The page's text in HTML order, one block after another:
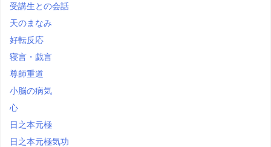
受講生との会話
天のまなみ
好転反応
寝言・戯言
尊師重道
小脳の病気
心
日之本元極
日之本元極気功